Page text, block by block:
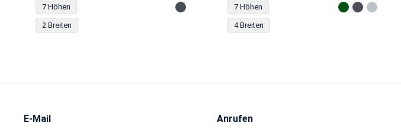
7 Höhen
2 Breiten
7 Höhen
4 Breiten
E-Mail
Anrufen